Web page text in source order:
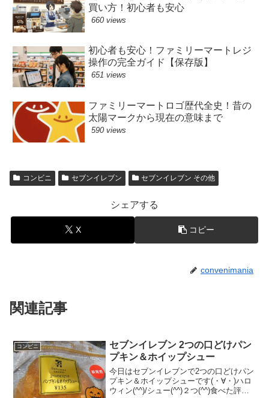
買い方！初心者も安心
660 views
初心者も安心！ファミリーマートレジ
操作の完全ガイド【保存版】
651 views
ファミリーマートロゴ歴代全史！昔の
太陽マークから現在の意味まで
590 views
コンビニ セブンイレブン セブンイレブン その他
シェアする
X コピー
convenimania
関連記事
コンビニ
セブンイレブン 2つの口どけパン
プキン＆ホイップシュー
今日はセブンイレブンで2つの口どけパン
プキン＆ホイップシューです(・∀・)ハロ
ウィン(^^)/シュー(^^)２つ(^^)食べた評価